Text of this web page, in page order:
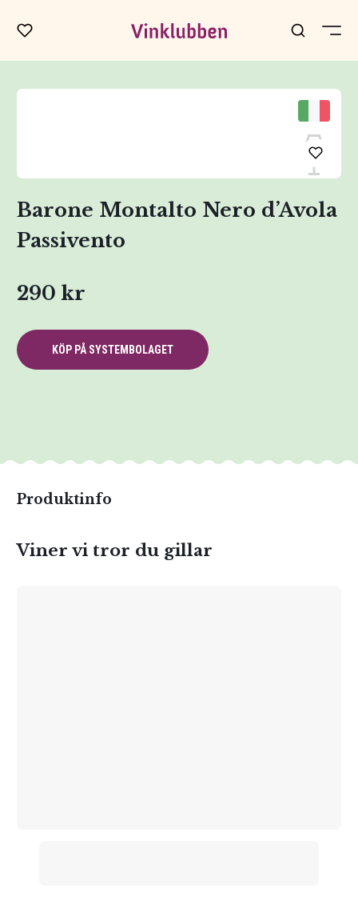
Barone Montalto Nero d’Avola
Passivento
290 kr
KÖP PÅ SYSTEMBOLAGET
Produktinfo
Viner vi tror du gillar